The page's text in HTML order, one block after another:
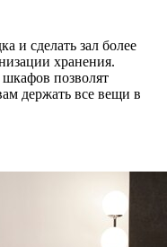
и сделать зал более
хранения.
позволят
держать все вещи в